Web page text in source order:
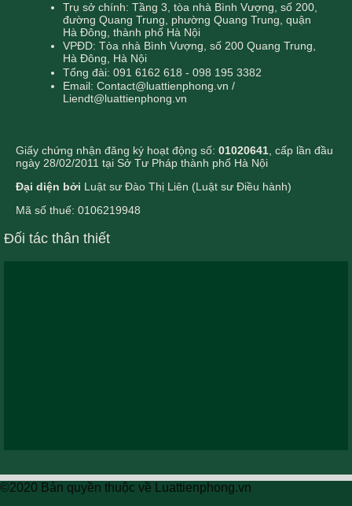
Trụ sở chính: Tầng 3, tòa nhà Bình Vượng, số 200,
đường Quang Trung, phường Quang Trung, quận
Hà Đông, thành phố Hà Nội
VPĐD: Tòa nhà Bình Vượng, số 200 Quang Trung,
Hà Đông, Hà Nội
Tổng đài: 091 6162 618 - 098 195 3382
Email: Contact@luattienphong.vn /
Liendt@luattienphong.vn
Giấy chứng nhận đăng ký hoạt động số: 01020641 , cấp lần đầu
ngày 28/02/2011 tại Sở Tư Pháp thành phố Hà Nội
Đại diện bởi Luật sư Đào Thị Liên (Luật sư Điều hành)
Mã số thuế: 0106219948
Đối tác thân thiết
©2020 Bản quyền thuộc về Luattienphong.vn